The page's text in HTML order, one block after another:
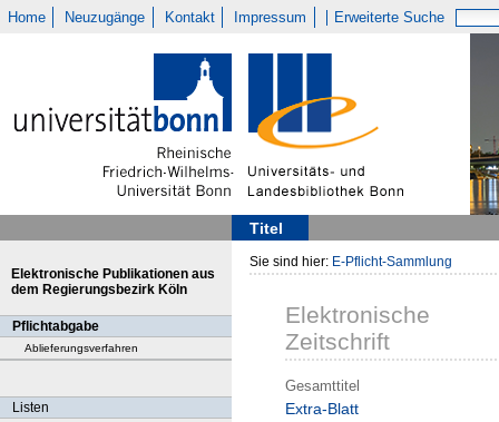
Home Neuzugänge Kontakt Impressum Erweiterte Suche
Titel
Elektronische Publikationen aus
dem Regierungsbezirk Köln
Pflichtabgabe
Ablieferungsverfahren
Listen
Sie sind hier: E-Pflicht-Sammlung
Elektronische
Zeitschrift
Gesamttitel
Extra-Blatt